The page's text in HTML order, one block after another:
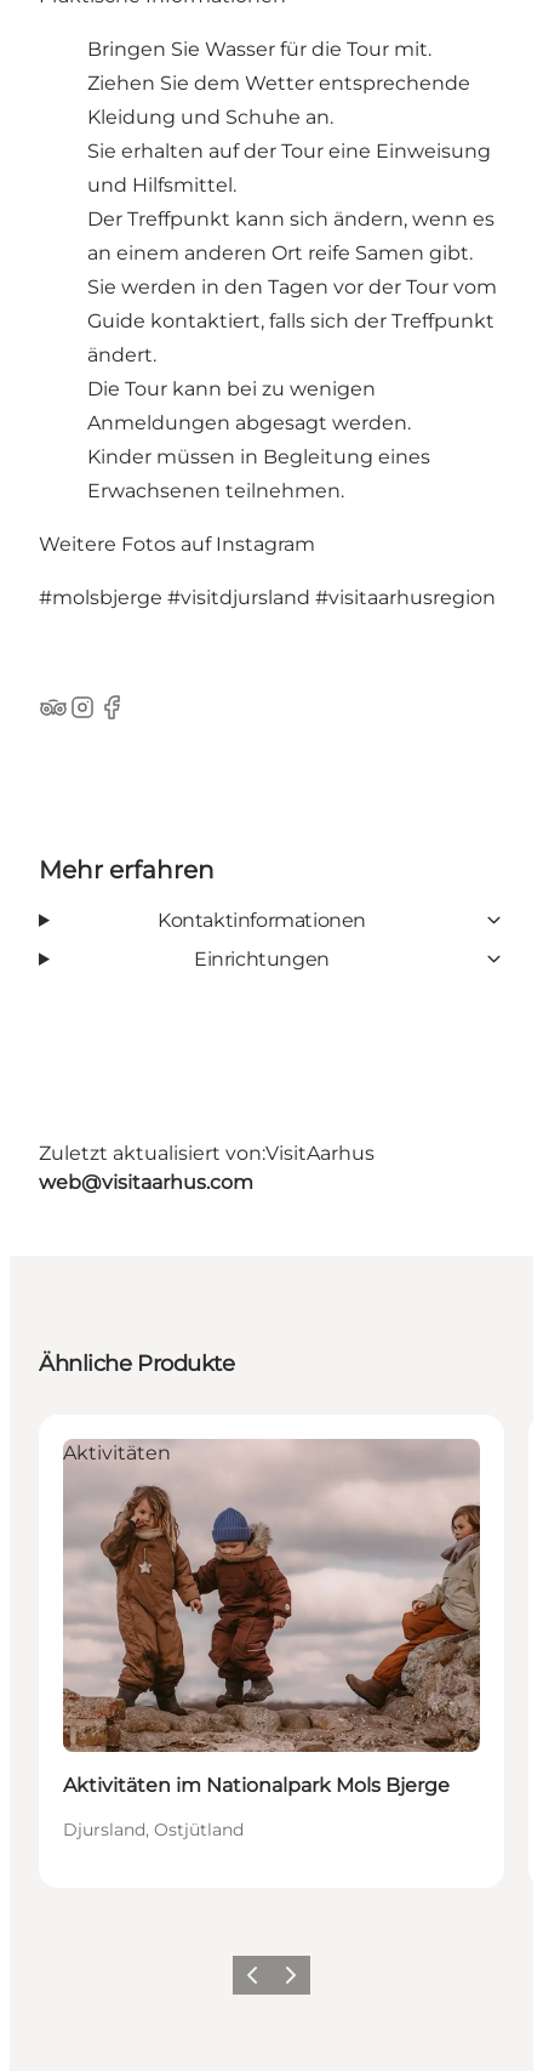
Bringen Sie Wasser für die Tour mit.
Ziehen Sie dem Wetter entsprechende
Kleidung und Schuhe an.
Sie erhalten auf der Tour eine Einweisung
und Hilfsmittel.
Der Treffpunkt kann sich ändern, wenn es
an einem anderen Ort reife Samen gibt.
Sie werden in den Tagen vor der Tour vom
Guide kontaktiert, falls sich der Treffpunkt
ändert.
Die Tour kann bei zu wenigen
Anmeldungen abgesagt werden.
Kinder müssen in Begleitung eines
Erwachsenen teilnehmen.
Weitere Fotos auf Instagram
#molsbjerge #visitdjursland #visitaarhusregion
TripAdvisor
Instagram
Facebook
Mehr erfahren
Kontaktinformationen
Einrichtungen
Zuletzt aktualisiert von:VisitAarhus
web@visitaarhus.com
Ähnliche Produkte
Aktivitäten
Aktivitäten im Nationalpark Mols Bjerge
Djursland, Ostjütland
ZurückWeiter